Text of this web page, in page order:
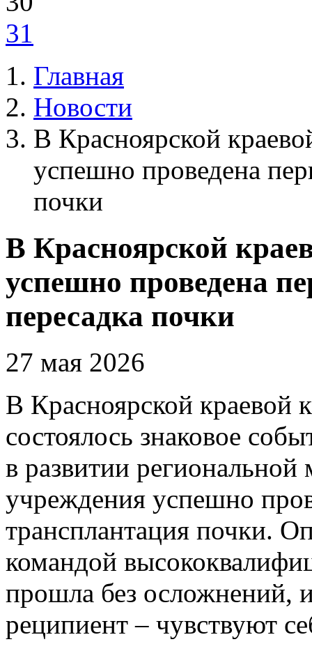
31
Главная
Новости
В Красноярской
успешно проведена
почки
В Красноярской
успешно проведена
пересадка почки
27 мая 2026
В Красноярской краевой
состоялось знаковое
в развитии
учреждения успешно
трансплантация почки.
командой
прошла без осложнений,
реципиент – чувствуют